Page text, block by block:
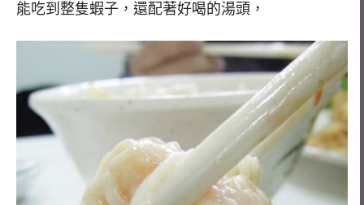
能吃到整隻蝦子，還配著好喝的湯頭，